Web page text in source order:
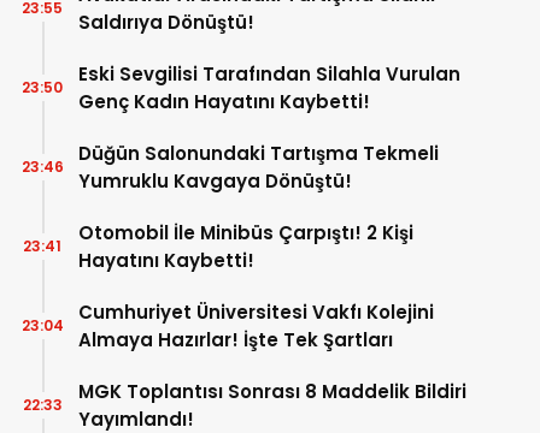
Saldırıya Dönüştü!
23:55
Eski Sevgilisi Tarafından Silahla Vurulan
Genç Kadın Hayatını Kaybetti!
23:50
Düğün Salonundaki Tartışma Tekmeli
Yumruklu Kavgaya Dönüştü!
23:46
Otomobil İle Minibüs Çarpıştı! 2 Kişi
Hayatını Kaybetti!
23:41
Cumhuriyet Üniversitesi Vakfı Kolejini
Almaya Hazırlar! İşte Tek Şartları
23:04
MGK Toplantısı Sonrası 8 Maddelik Bildiri
Yayımlandı!
22:33